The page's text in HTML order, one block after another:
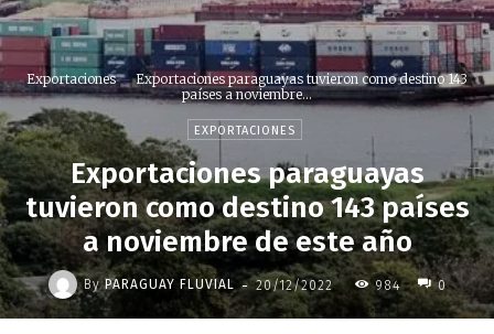
Exportaciones
Exportaciones paraguayas tuvieron como destino 143
países a noviembre...
EXPORTACIONES
Exportaciones paraguayas
tuvieron como destino 143 países
a noviembre de este año
By PARAGUAY FLUVIAL - 20/12/2022 984 0